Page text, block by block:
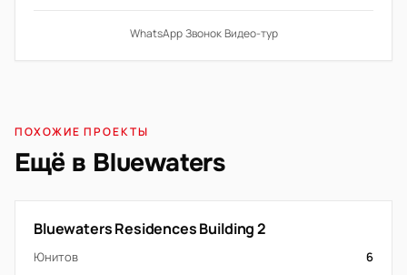
WhatsApp·Звонок·Видео-тур
ПОХОЖИЕ ПРОЕКТЫ
Ещё в Bluewaters
Bluewaters Residences Building 2
Юнитов 6